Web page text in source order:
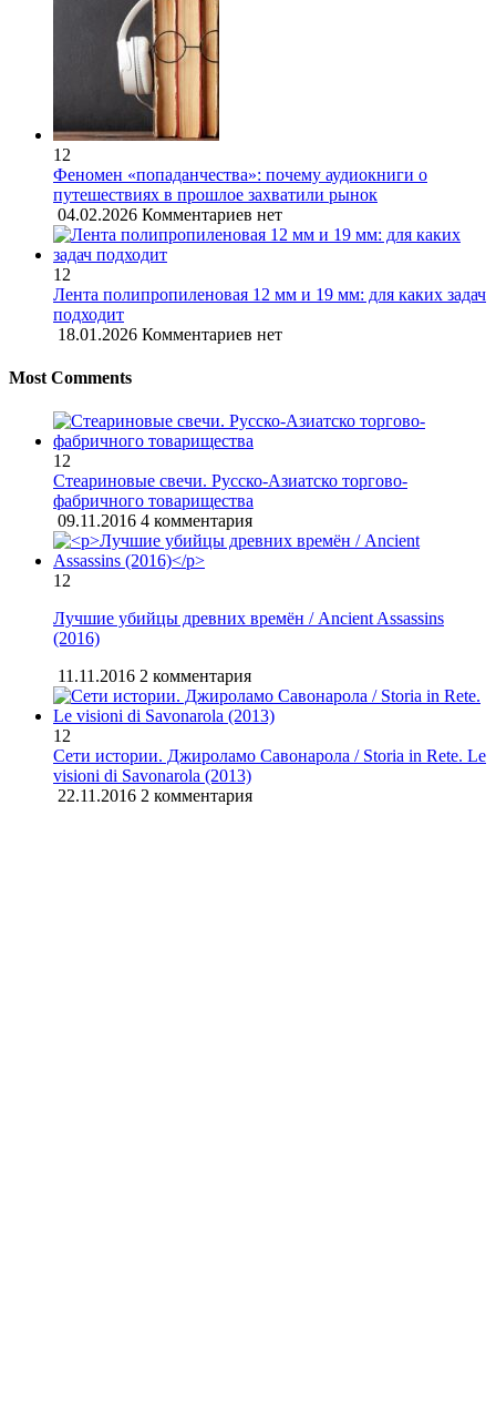
12
Феномен «попаданчества»: почему аудиокниги о
путешествиях в прошлое захватили рынок
04.02.2026 Комментариев нет
12
Лента полипропиленовая 12 мм и 19 мм: для каких задач
подходит
18.01.2026 Комментариев нет
Most Comments
12
Стеариновые свечи. Русско-Азиатско торгово-
фабричного товарищества
09.11.2016 4 комментария
12
Лучшие убийцы древних времён / Ancient Assassins
(2016)
11.11.2016 2 комментария
12
Сети истории. Джироламо Савонарола / Storia in Rete. Le
visioni di Savonarola (2013)
22.11.2016 2 комментария